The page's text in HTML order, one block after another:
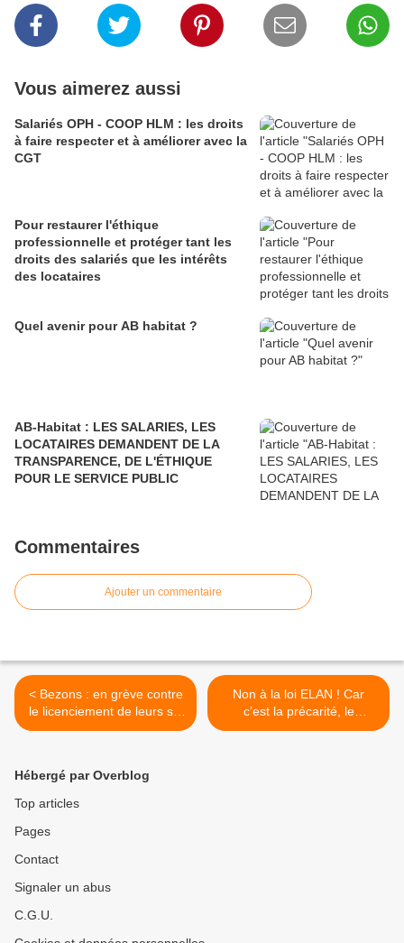
Vous aimerez aussi
Salariés OPH - COOP HLM : les droits
à faire respecter et à améliorer avec la
CGT
Pour restaurer l'éthique
professionnelle et protéger tant les
droits des salariés que les intérêts
des locataires
Quel avenir pour AB habitat ?
AB-Habitat : LES SALARIES, LES
LOCATAIRES DEMANDENT DE LA
TRANSPARENCE, DE L'ÉTHIQUE
POUR LE SERVICE PUBLIC
Commentaires
Ajouter un commentaire
< Bezons : en grève contre
le licenciement de leurs six
collègues
Non à la loi ELAN ! Car
c’est la précarité, le
logement cher, la crise du
Hébergé par Overblog
Top articles
Pages
Contact
Signaler un abus
C.G.U.